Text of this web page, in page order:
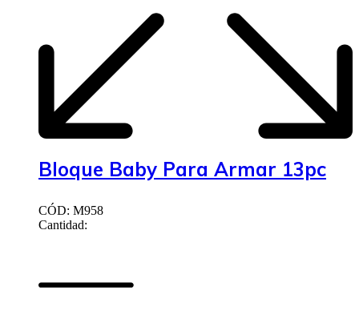
Bloque Baby Para Armar 13pc
CÓD: M958
Cantidad: